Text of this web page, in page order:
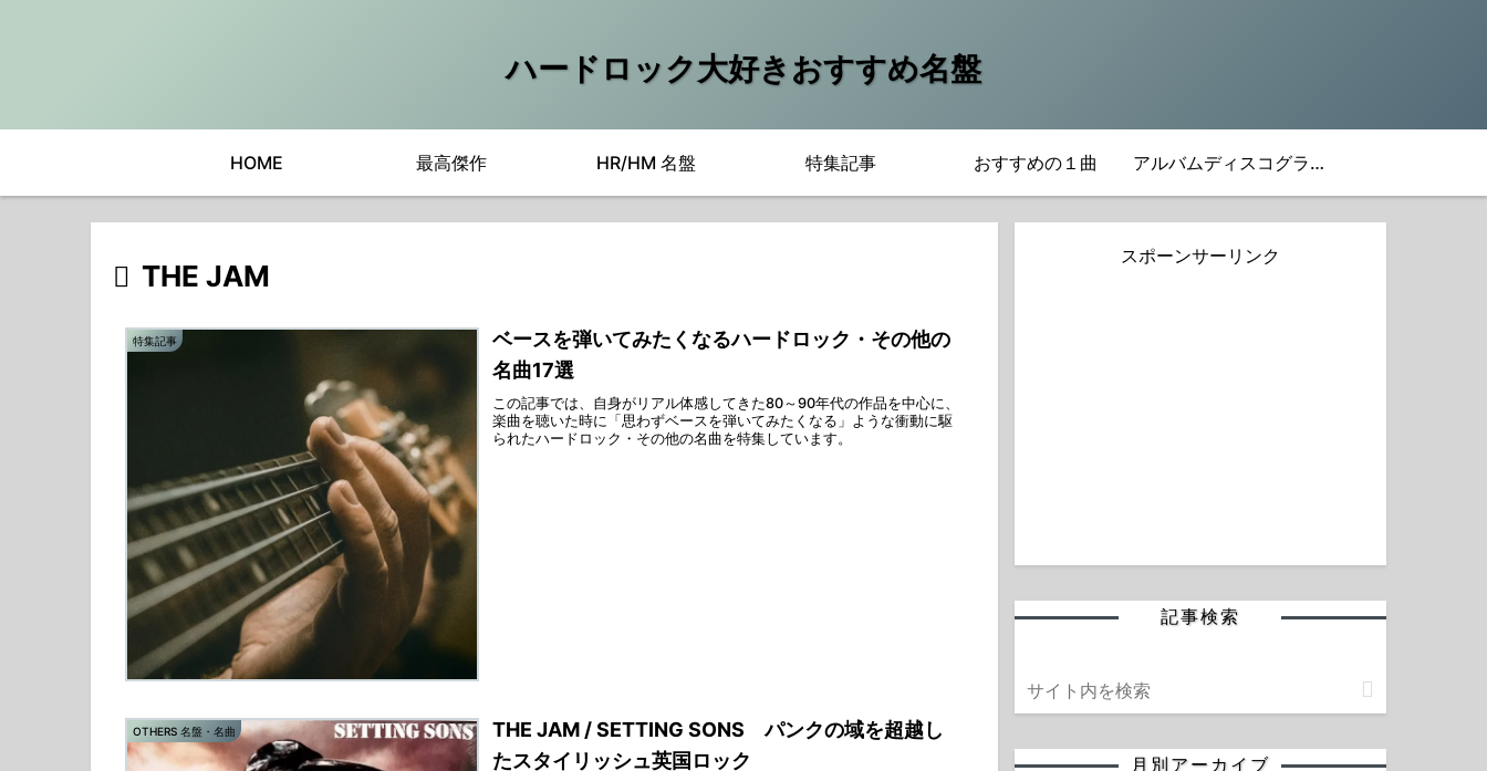
ハードロック大好きおすすめ名盤
HOME 最高傑作 HR/HM 名盤 特集記事 おすすめの１曲 アルバムディスコグラフィ
THE JAM
特集記事
ベースを弾いてみたくなるハードロック・その他の
名曲17選
この記事では、自身がリアル体感してきた80～90年代の作品を中心に、
楽曲を聴いた時に「思わずベースを弾いてみたくなる」ような衝動に駆
られたハードロック・その他の名曲を特集しています。
OTHERS 名盤・名曲
THE JAM / SETTING SONS パンクの域を超越し
たスタイリッシュ英国ロック
スポーンサーリンク
記事検索
月別アーカイブ